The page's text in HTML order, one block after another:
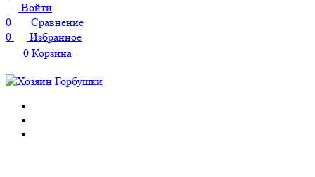
Войти
0
Сравнение
0
Избранное
0 Корзина